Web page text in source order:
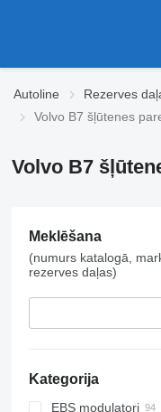
Autoline Rezerves
Volvo B7 šļūtenes
Volvo B7
Meklēšana
(numurs katalogā,
rezerves daļas)
Kategorija
EBS modulatori